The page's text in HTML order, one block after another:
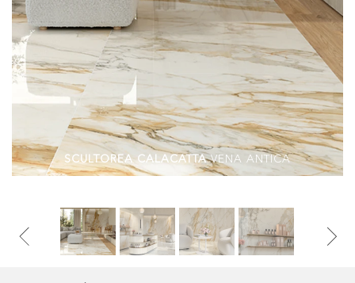
SCULTOREA CALACATTAVENA ANTICA